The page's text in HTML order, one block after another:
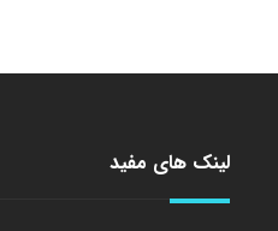
لینک های مفید